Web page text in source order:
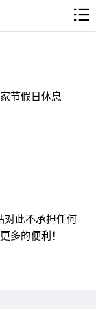
节假日休息
对此不承担任何
多的便利！